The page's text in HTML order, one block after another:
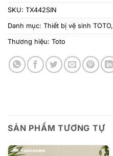
SKU: TX442SIN
Danh mục: Thiết bị vệ sinh TOTO,
Thương hiệu: Toto
SẢN PHẨM TƯƠNG TỰ